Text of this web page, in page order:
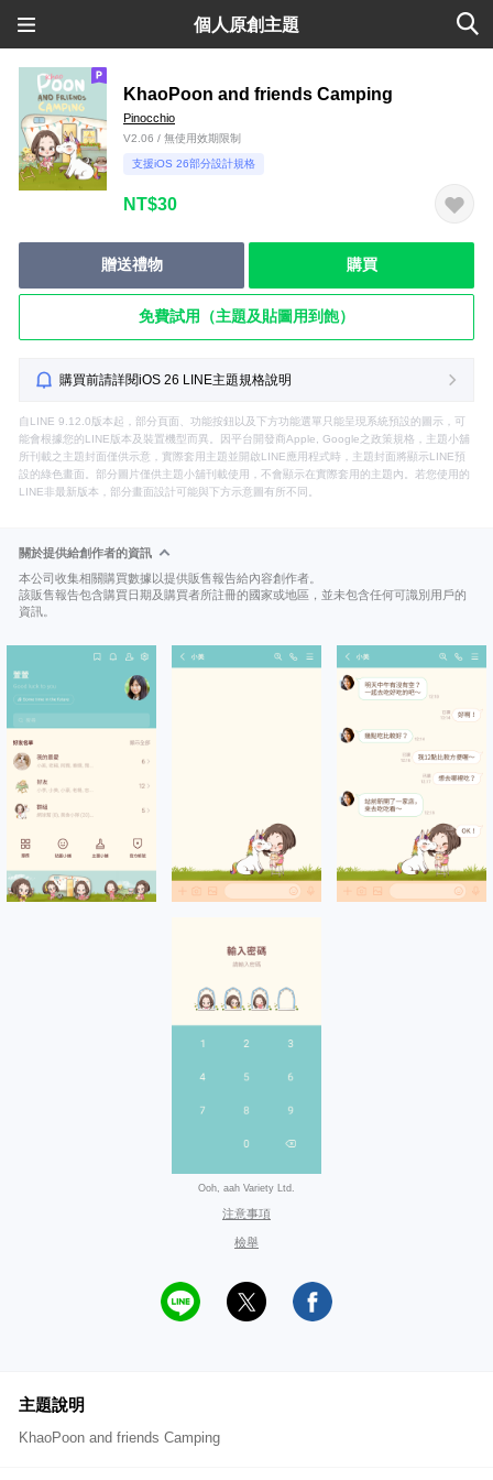
個人原創主題
KhaoPoon and friends Camping
Pinocchio
V2.06 / 無使用效期限制
支援iOS 26部分設計規格
NT$30
贈送禮物 購買
免費試用（主題及貼圖用到飽）
購買前請詳閱iOS 26 LINE主題規格說明
自LINE 9.12.0版本起，部分頁面、功能按鈕以及下方功能選單只能呈現系統預設的圖示，可
能會根據您的LINE版本及裝置機型而異。因平台開發商Apple, Google之政策規格，主題小舖
所刊載之主題封面僅供示意，實際套用主題並開啟LINE應用程式時，主題封面將顯示LINE預
設的綠色畫面。部分圖片僅供主題小舖刊載使用，不會顯示在實際套用的主題內。若您使用的
LINE非最新版本，部分畫面設計可能與下方示意圖有所不同。
關於提供給創作者的資訊
本公司收集相關購買數據以提供販售報告給內容創作者。
該販售報告包含購買日期及購買者所註冊的國家或地區，並未包含任何可識別用戶的
資訊。
Ooh, aah Variety Ltd.
注意事項
檢舉
主題說明
KhaoPoon and friends Camping